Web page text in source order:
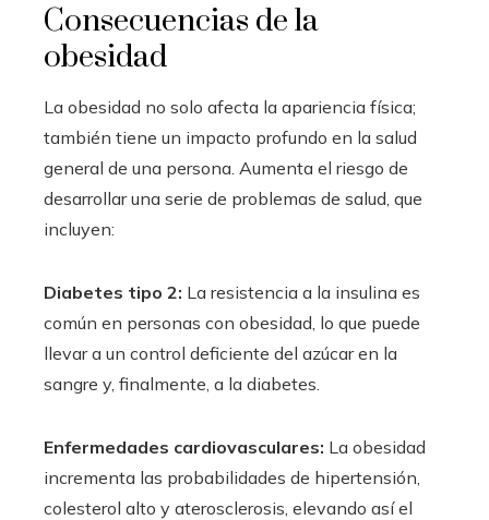
Consecuencias de la
obesidad
La obesidad no solo afecta la apariencia física;
también tiene un impacto profundo en la salud
general de una persona. Aumenta el riesgo de
desarrollar una serie de problemas de salud, que
incluyen:
Diabetes tipo 2: La resistencia a la insulina es
común en personas con obesidad, lo que puede
llevar a un control deficiente del azúcar en la
sangre y, finalmente, a la diabetes.
Enfermedades cardiovasculares: La obesidad
incrementa las probabilidades de hipertensión,
colesterol alto y aterosclerosis, elevando así el